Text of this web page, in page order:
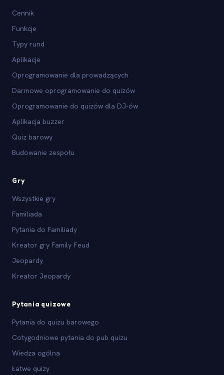
Cennik
Funkcje
Typy rund
Aplikacje
Oprogramowanie dla prowadzących
Darmowe oprogramowanie do quizów
Oprogramowanie do quizów dla DJ-ów
Aplikacja buzzer
Quiz barowy
Budowanie zespołu
Gry
Wszystkie gry
Familiada
Pytania do Familiady
Kreator gry Family Feud
Jeopardy
Kreator Jeopardy
Pytania quizowe
Pytania do quizu barowego
Cotygodniowe pytania do pub quizu
Wiedza ogólna
Łatwe quizy